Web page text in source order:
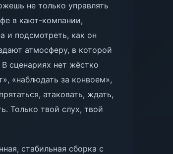
не только управлять
в кают-компании,
и подсмотреть, как он
атмосферу, в которой
сценариях нет жёстко
«наблюдать за конвоем»,
атаковать, ждать,
Только твой слух, твой
стабильная сборка с